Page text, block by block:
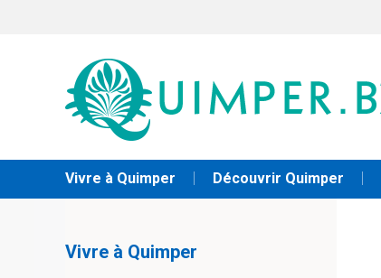
Vivre à Quimper Découvrir Quimper
Vivre à Quimper